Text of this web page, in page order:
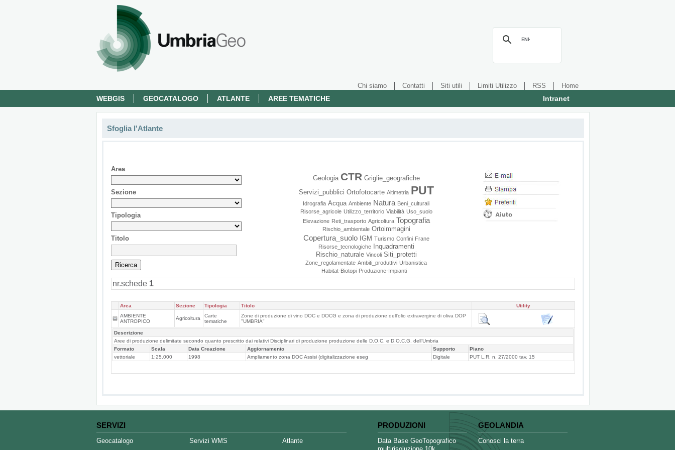
Chi siamo Contatti Siti utili Limiti Utilizzo RSS Home
WEBGIS GEOCATALOGO ATLANTE AREE TEMATICHE Intranet
Sfoglia l'Atlante
Area
Sezione
Tipologia
Titolo
Geologia CTR Griglie_geografiche
Servizi_pubblici Ortofotocarte Altimetria PUT
Idrografia Acqua Ambiente Natura Beni_culturali
Risorse_agricole Utilizzo_territorio Viabilità Uso_suolo
Elevazione Reti_trasporto Agricoltura Topografia
Rischio_ambientale Ortoimmagini
Copertura_suolo IGM Turismo Confini Frane
Risorse_tecnologiche
Inquadramenti
Rischio_naturale Vincoli Siti_protetti
Zone_regolamentate Ambiti_produttivi Urbanistica
Habitat-Biotopi Produzione-Impianti
nr.schede 1
Area Sezione Tipologia Titolo
Utility
AMBIENTE
ANTROPICO
Agricoltura
Carte
tematiche
Zone di produzione di vino DOC e DOCG e zona di produzione dell'olio extravergine di oliva DOP
"UMBRIA"
Descrizione
Aree di produzione delimitate secondo quanto prescritto dai relativi Disciplinari di produzione produzione delle D.O.C. e D.O.C.G. dell’Umbria
Formato
Scala Data Creazione Aggiornamento Supporto
Piano
vettoriale
1:25.000 1998 Ampliamento zona DOC Assisi (digitalizzazione eseg Digitale PUT L.R. n. 27/2000 tav. 15
SERVIZI
Geocatalogo Servizi WMS
Atlante
PRODUZIONI
Data Base GeoTopografico
GEOLANDIA
Conosci la terra